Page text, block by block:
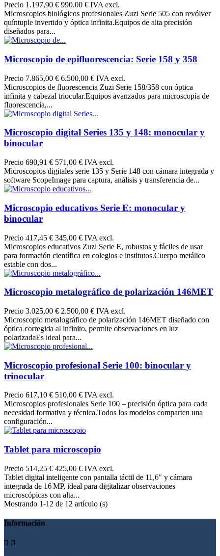
Precio 1.197,90 € 990,00 € IVA excl.
Microscopios biológicos profesionales Zuzi Serie 505 con revólver
quíntuple invertido y óptica infinita.Equipos de alta precisión
diseñados para...
Microscopio de epifluorescencia: Serie 158 y 358
Precio 7.865,00 € 6.500,00 € IVA excl.
Microscopios de fluorescencia Zuzi Serie 158/358 con óptica
infinita y cabezal triocular.Equipos avanzados para microscopía de
fluorescencia,...
Microscopio digital Series 135 y 148: monocular y
binocular
Precio 690,91 € 571,00 € IVA excl.
Microscopios digitales serie 135 y Serie 148 con cámara integrada y
software ScopeImage para captura, análisis y transferencia de...
Microscopio educativos Serie E: monocular y
binocular
Precio 417,45 € 345,00 € IVA excl.
Microscopios educativos Zuzi Serie E, robustos y fáciles de usar
para formación científica en colegios e institutos.Cuerpo metálico
estable con dos...
Microscopio metalográfico de polarización 146MET
Precio 3.025,00 € 2.500,00 € IVA excl.
Microscopio metalográfico de polarización 146MET diseñado con
óptica corregida al infinito, permite observaciones en luz
polarizadaEs ideal para...
Microscopio profesional Serie 100: binocular y
trinocular
Precio 617,10 € 510,00 € IVA excl.
Microscopios profesionales Serie 100 – precisión óptica para cada
necesidad formativa y técnica.Todos los modelos comparten una
configuración...
Tablet para microscopio
Precio 514,25 € 425,00 € IVA excl.
Tablet digital inteligente con pantalla táctil de 11,6" y cámara
integrada de 16 MP, ideal para digitalizar observaciones
microscópicas con alta...
Mostrando 1-12 de 12 artículo (s)
Información
 